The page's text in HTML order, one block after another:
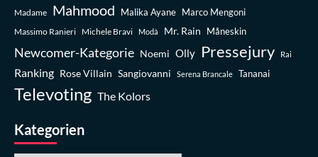
Madame Mahmood Malika Ayane Marco Mengoni
Massimo Ranieri Michele Bravi Modà Mr. Rain Måneskin
Newcomer-Kategorie Noemi Olly Pressejury Rai
Ranking Rose Villain Sangiovanni Serena Brancale Tananai
Televoting The Kolors
Kategorien